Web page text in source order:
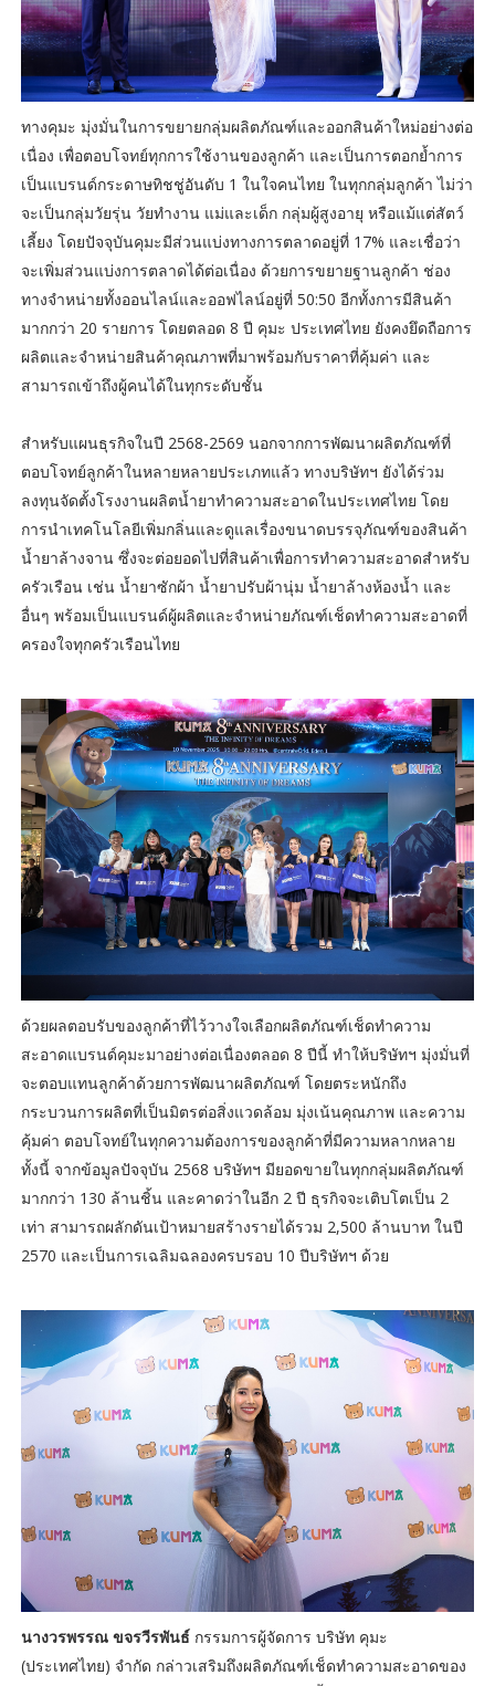
ทางคุมะ มุ่งมั่นในการขยายกลุ่มผลิตภัณฑ์และออกสินค้าใหม่อย่างต่อ
เนื่อง เพื่อตอบโจทย์ทุกการใช้งานของลูกค้า และเป็นการตอกย้ำการ
เป็นแบรนด์กระดาษทิชชู่อันดับ 1 ในใจคนไทย ในทุกกลุ่มลูกค้า ไม่ว่า
จะเป็นกลุ่มวัยรุ่น วัยทำงาน แม่และเด็ก กลุ่มผู้สูงอายุ หรือแม้แต่สัตว์
เลี้ยง โดยปัจจุบันคุมะมีส่วนแบ่งทางการตลาดอยู่ที่ 17% และเชื่อว่า
จะเพิ่มส่วนแบ่งการตลาดได้ต่อเนื่อง ด้วยการขยายฐานลูกค้า ช่อง
ทางจำหน่ายทั้งออนไลน์และออฟไลน์อยู่ที่ 50:50 อีกทั้งการมีสินค้า
มากกว่า 20 รายการ โดยตลอด 8 ปี คุมะ ประเทศไทย ยังคงยึดถือการ
ผลิตและจำหน่ายสินค้าคุณภาพที่มาพร้อมกับราคาที่คุ้มค่า และ
สามารถเข้าถึงผู้คนได้ในทุกระดับชั้น
สำหรับแผนธุรกิจในปี 2568-2569 นอกจากการพัฒนาผลิตภัณฑ์ที่
ตอบโจทย์ลูกค้าในหลายหลายประเภทแล้ว ทางบริษัทฯ ยังได้ร่วม
ลงทุนจัดตั้งโรงงานผลิตน้ำยาทำความสะอาดในประเทศไทย โดย
การนำเทคโนโลยีเพิ่มกลิ่นและดูแลเรื่องขนาดบรรจุภัณฑ์ของสินค้า
น้ำยาล้างจาน ซึ่งจะต่อยอดไปที่สินค้าเพื่อการทำความสะอาดสำหรับ
ครัวเรือน เช่น น้ำยาซักผ้า น้ำยาปรับผ้านุ่ม น้ำยาล้างห้องน้ำ และ
อื่นๆ พร้อมเป็นแบรนด์ผู้ผลิตและจำหน่ายภัณฑ์เช็ดทำความสะอาดที่
ครองใจทุกครัวเรือนไทย
ด้วยผลตอบรับของลูกค้าที่ไว้วางใจเลือกผลิตภัณฑ์เช็ดทำความ
สะอาดแบรนด์คุมะมาอย่างต่อเนื่องตลอด 8 ปีนี้ ทำให้บริษัทฯ มุ่งมั่นที่
จะตอบแทนลูกค้าด้วยการพัฒนาผลิตภัณฑ์ โดยตระหนักถึง
กระบวนการผลิตที่เป็นมิตรต่อสิ่งแวดล้อม มุ่งเน้นคุณภาพ และความ
คุ้มค่า ตอบโจทย์ในทุกความต้องการของลูกค้าที่มีความหลากหลาย
ทั้งนี้ จากข้อมูลปัจจุบัน 2568 บริษัทฯ มียอดขายในทุกกลุ่มผลิตภัณฑ์
มากกว่า 130 ล้านชิ้น และคาดว่าในอีก 2 ปี ธุรกิจจะเติบโตเป็น 2
เท่า สามารถผลักดันเป้าหมายสร้างรายได้รวม 2,500 ล้านบาท ในปี
2570 และเป็นการเฉลิมฉลองครบรอบ 10 ปีบริษัทฯ ด้วย
นางวรพรรณ ขจรวีรพันธ์กรรมการผู้จัดการ บริษัท คุมะ
(ประเทศไทย) จำกัด กล่าวเสริมถึงผลิตภัณฑ์เช็ดทำความสะอาดของ